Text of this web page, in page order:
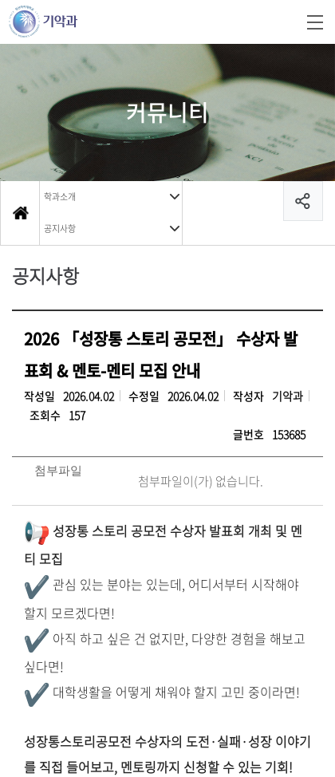
커뮤니티
학과소개
공지사항
공지사항
2026 「성장통 스토리 공모전」 수상자 발
표회 & 멘토-멘티 모집 안내
작성일 2026.04.02 수정일 2026.04.02 작성자 기악과
조회수 157
글번호 153685
첨부파일
첨부파일이(가) 없습니다.
성장통 스토리 공모전 수상자 발표회 개최 및 멘
티 모집
관심 있는 분야는 있는데, 어디서부터 시작해야
할지 모르겠다면!
아직 하고 싶은 건 없지만, 다양한 경험을 해보고
싶다면!
대학생활을 어떻게 채워야 할지 고민 중이라면!
성장통스토리공모전 수상자의 도전·실패·성장 이야기
를 직접 들어보고, 멘토링까지 신청할 수 있는 기회!